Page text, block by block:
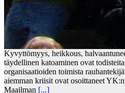
Kyvyttömyys, heikkous,
täydellinen katoaminen ovat
organisaatioiden toimista
aiemman kriisit ovat osoittaneet
Maailman [...]